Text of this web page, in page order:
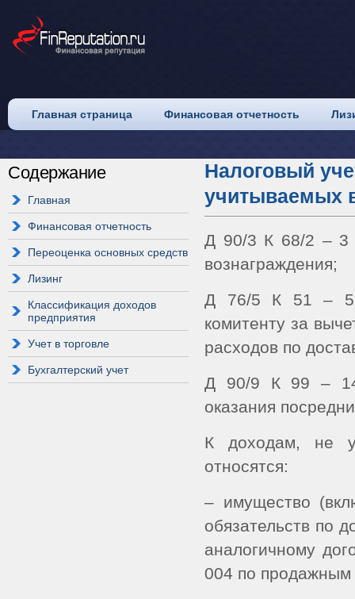
Главная страница Финансовая отчетность
Содержание
Главная
Финансовая отчетность
Переоценка основных средств
Лизинг
Классификация доходов
предприятия
Учет в торговле
Бухгалтерский учет
Налоговый
учитываемых
Д 90/3 К 68/2 – 3
вознаграждения;
Д 76/5 К 51 –
комитенту за
расходов по
Д 90/9 К 99 – 14
оказания
К доходам, не
относятся:
– имущество
обязательств по
аналогичному
004 по